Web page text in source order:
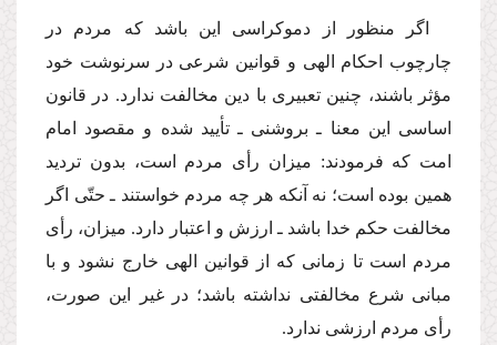
اگر منظور از دموكراسى این باشد كه مردم در
چارچوب احكام الهى و قوانین شرعى در سرنوشت خود
مؤثر باشند، چنین تعبیرى با دین مخالفت ندارد. در قانون
اساسى این معنا ـ بروشنى ـ تأیید شده و مقصود امام
امت كه فرمودند: میزان رأى مردم است، بدون تردید
همین بوده است؛ نه آنكه هر چه مردم خواستند ـ حتّى اگر
مخالفت حكم خدا باشد ـ ارزش و اعتبار دارد. میزان، رأى
مردم است تا زمانى كه از قوانین الهى خارج نشود و با
مبانى شرع مخالفتى نداشته باشد؛ در غیر این صورت،
رأى مردم ارزشى ندارد.